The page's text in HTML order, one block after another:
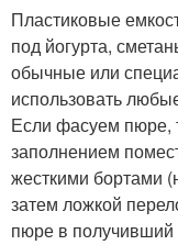
Пластиковые
под йогурта,
обычные или
использовать
Если фасуем пюре,
заполнением
жесткими бортами
затем ложкой
пюре в получивший